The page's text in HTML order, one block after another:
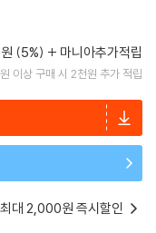
(5%) 마니아추가적립
이상 구매 시 2천원 추가 적립
최대 2,000원 즉시할인